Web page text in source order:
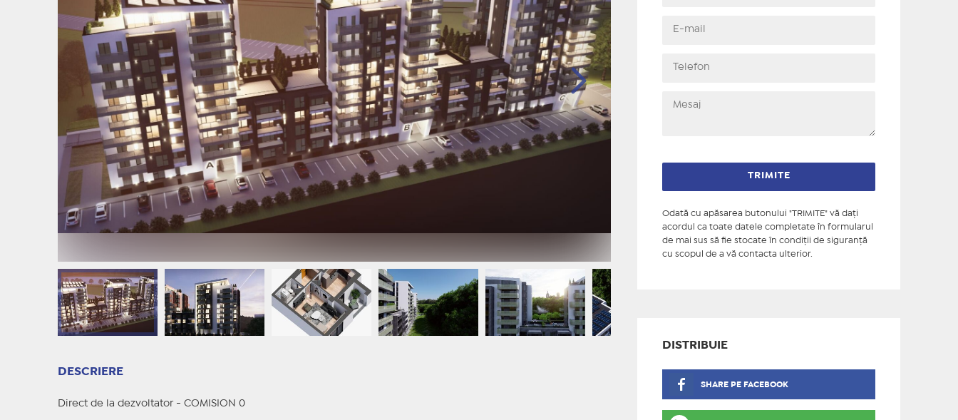
DESCRIERE
Direct de la dezvoltator - COMISION 0
Odată cu apăsarea butonului "TRIMITE" vă daţi
acordul ca toate datele completate în formularul
de mai sus să fie stocate în condiţii de siguranţă
cu scopul de a vă contacta ulterior.
DISTRIBUIE
SHARE PE FACEBOOK